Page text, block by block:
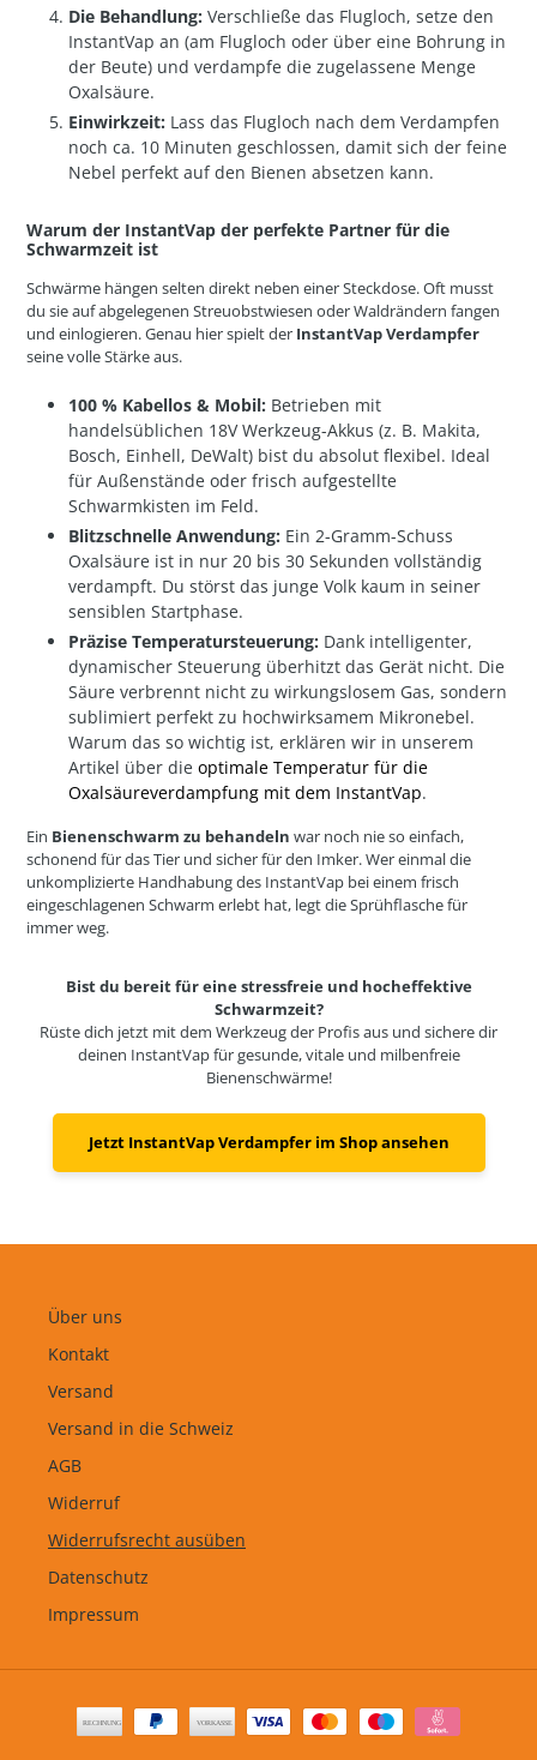
Die Behandlung: Verschließe das Flugloch, setze den
InstantVap an (am Flugloch oder über eine Bohrung in
der Beute) und verdampfe die zugelassene Menge
Oxalsäure.
Einwirkzeit: Lass das Flugloch nach dem Verdampfen
noch ca. 10 Minuten geschlossen, damit sich der feine
Nebel perfekt auf den Bienen absetzen kann.
Warum der InstantVap der perfekte Partner für die
Schwarmzeit ist
Schwärme hängen selten direkt neben einer Steckdose. Oft musst
du sie auf abgelegenen Streuobstwiesen oder Waldrändern fangen
und einlogieren. Genau hier spielt der InstantVap Verdampfer
seine volle Stärke aus.
100 % Kabellos & Mobil: Betrieben mit
handelsüblichen 18V Werkzeug-Akkus (z. B. Makita,
Bosch, Einhell, DeWalt) bist du absolut flexibel. Ideal
für Außenstände oder frisch aufgestellte
Schwarmkisten im Feld.
Blitzschnelle Anwendung: Ein 2-Gramm-Schuss
Oxalsäure ist in nur 20 bis 30 Sekunden vollständig
verdampft. Du störst das junge Volk kaum in seiner
sensiblen Startphase.
Präzise Temperatursteuerung: Dank intelligenter,
dynamischer Steuerung überhitzt das Gerät nicht. Die
Säure verbrennt nicht zu wirkungslosem Gas, sondern
sublimiert perfekt zu hochwirksamem Mikronebel.
Warum das so wichtig ist, erklären wir in unserem
Artikel über die optimale Temperatur für die
Oxalsäureverdampfung mit dem InstantVap.
Ein Bienenschwarm zu behandeln war noch nie so einfach,
schonend für das Tier und sicher für den Imker. Wer einmal die
unkomplizierte Handhabung des InstantVap bei einem frisch
eingeschlagenen Schwarm erlebt hat, legt die Sprühflasche für
immer weg.
Bist du bereit für eine stressfreie und hocheffektive
Schwarmzeit?
Rüste dich jetzt mit dem Werkzeug der Profis aus und sichere dir
deinen InstantVap für gesunde, vitale und milbenfreie
Bienenschwärme!
Jetzt InstantVap Verdampfer im Shop ansehen
Über uns
Kontakt
Versand
Versand in die Schweiz
AGB
Widerruf
Widerrufsrecht ausüben
Datenschutz
Impressum
Zahlungsarten